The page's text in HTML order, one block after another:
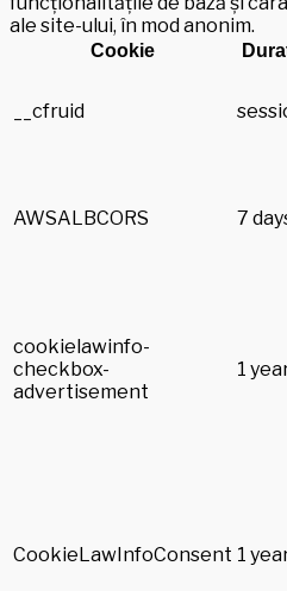
ale site-ului, în mod anonim.
Cookie
__cfruid
AWSALBCORS 7
cookielawinfo-
checkbox-
advertisement
1
CookieLawInfoConsent 1